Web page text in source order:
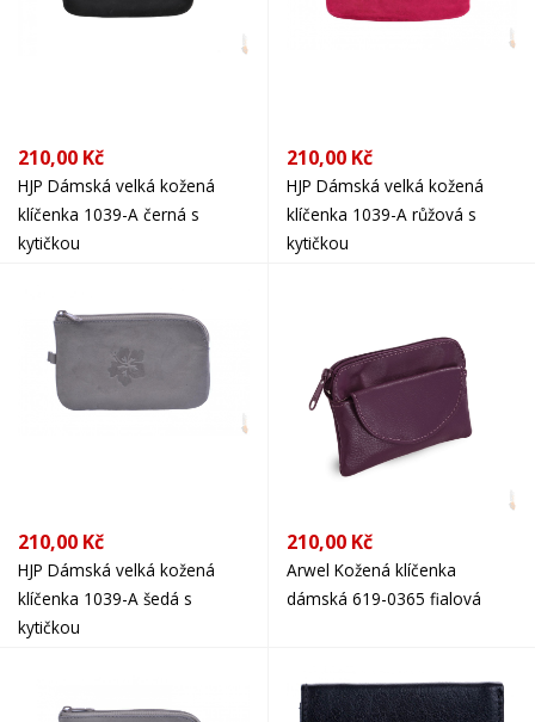
210,00 Kč
HJP Dámská velká kožená
klíčenka 1039-A černá s
kytičkou
210,00 Kč
HJP Dámská velká kožená
klíčenka 1039-A růžová s
kytičkou
210,00 Kč
HJP Dámská velká kožená
klíčenka 1039-A šedá s
kytičkou
210,00 Kč
Arwel Kožená klíčenka
dámská 619-0365 fialová